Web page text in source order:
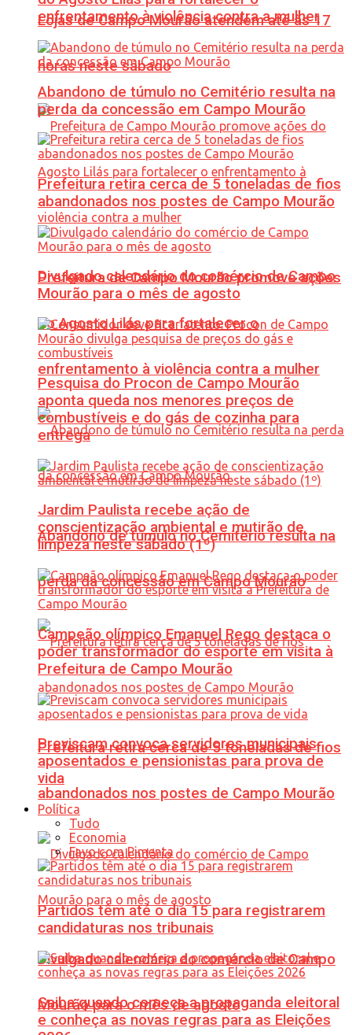
Lojas de Campo Mourão atendem até às 17
horas neste sábado
Prefeitura de Campo Mourão promove ações
do Agosto Lilás para fortalecer o
enfrentamento à violência contra a mulher
Abandono de túmulo no Cemitério resulta na
perda da concessão em Campo Mourão
Prefeitura retira cerca de 5 toneladas de fios
abandonados nos postes de Campo Mourão
Divulgado calendário do comércio de Campo
Mourão para o mês de agosto
enfrentamento à violência contra a mulher
Abandono de túmulo no Cemitério resulta na
perda da concessão em Campo Mourão
Prefeitura retira cerca de 5 toneladas de fios
abandonados nos postes de Campo Mourão
Divulgado calendário do comércio de Campo
Mourão para o mês de agosto
Pesquisa do Procon de Campo Mourão
aponta queda nos menores preços de
combustíveis e do gás de cozinha para
entrega
Jardim Paulista recebe ação de
conscientização ambiental e mutirão de
limpeza neste sábado (1º)
Campeão olímpico Emanuel Rego destaca o
poder transformador do esporte em visita à
Prefeitura de Campo Mourão
Previscam convoca servidores municipais
aposentados e pensionistas para prova de
vida
Política
Tudo
Economia
Favo com Pimenta
Partidos têm até o dia 15 para registrarem
candidaturas nos tribunais
Saiba quando começa a propaganda eleitoral
e conheça as novas regras para as Eleições